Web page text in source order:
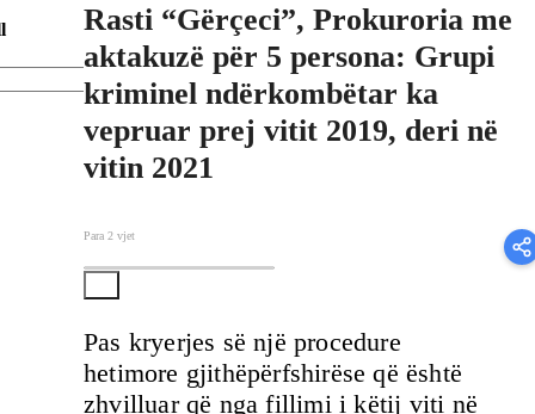
Rasti “Gërçeci”, Prokuroria me
aktakuzë për 5 persona: Grupi
kriminel ndërkombëtar ka
vepruar prej vitit 2019, deri në
vitin 2021
Para 2 vjet
Pas kryerjes së një procedure
hetimore gjithëpërfshirëse që është
zhvilluar që nga fillimi i këtij viti në